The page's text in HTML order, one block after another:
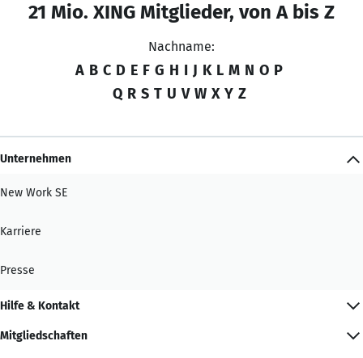
21 Mio. XING Mitglieder, von A bis Z
Nachname:
A B C D E F G H I J K L M N O P
Q R S T U V W X Y Z
Unternehmen
New Work SE
Karriere
Presse
Hilfe & Kontakt
Mitgliedschaften